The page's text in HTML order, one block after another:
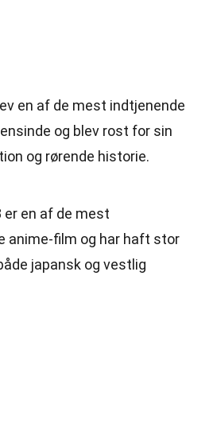
en af de mest indtjenende
og blev rost for sin
og rørende historie.
er en af de mest
anime-film og har haft stor
japansk og vestlig